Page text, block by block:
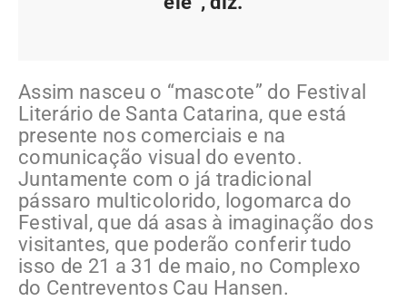
Assim nasceu o “mascote” do Festival
Literário de Santa Catarina, que está
presente nos comerciais e na
comunicação visual do evento.
Juntamente com o já tradicional
pássaro multicolorido, logomarca do
Festival, que dá asas à imaginação dos
visitantes, que poderão conferir tudo
isso de 21 a 31 de maio, no Complexo
do Centreventos Cau Hansen.